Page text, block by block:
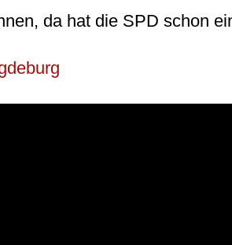
da hat die SPD schon